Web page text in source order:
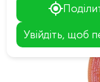
Увійдіть, щоб